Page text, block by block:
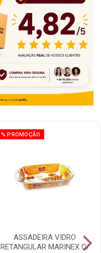
% PROMOÇÃO
ASSADEIRA VIDRO
RETANGULAR MARINEX C/